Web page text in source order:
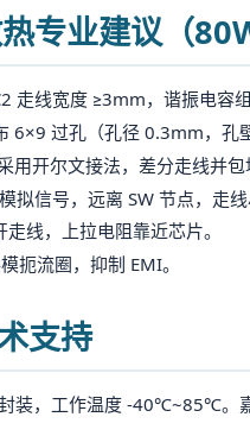
专业建议（
走线宽度 ≥3mm，谐振电容
6×9 过孔（孔径 0.3mm，
用开尔文接法，差分走线并
拟信号，远离 SW 节点，走
线，上拉电阻靠近芯片。
扼流圈，抑制 EMI。
支持
装，工作温度 -40℃~85℃。